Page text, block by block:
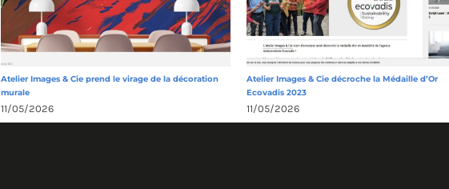
Atelier Images & Cie prend le virage de la décoration
murale
11/05/2026
Atelier Images & Cie décroche la Médaille d’Or
Ecovadis 2023
11/05/2026